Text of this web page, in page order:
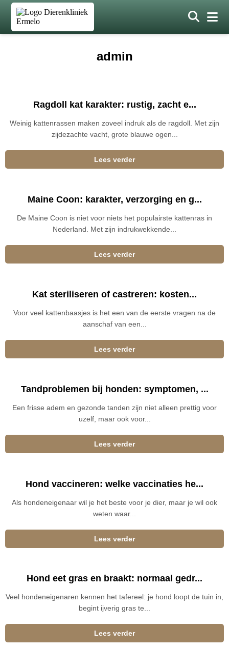
admin
Ragdoll kat karakter: rustig, zacht e...
Weinig kattenrassen maken zoveel indruk als de ragdoll. Met zijn
zijdezachte vacht, grote blauwe ogen...
Lees verder
Maine Coon: karakter, verzorging en g...
De Maine Coon is niet voor niets het populairste kattenras in
Nederland. Met zijn indrukwekkende...
Lees verder
Kat steriliseren of castreren: kosten...
Voor veel kattenbaasjes is het een van de eerste vragen na de
aanschaf van een...
Lees verder
Tandproblemen bij honden: symptomen, ...
Een frisse adem en gezonde tanden zijn niet alleen prettig voor
uzelf, maar ook voor...
Lees verder
Hond vaccineren: welke vaccinaties he...
Als hondeneigenaar wil je het beste voor je dier, maar je wil ook
weten waar...
Lees verder
Hond eet gras en braakt: normaal gedr...
Veel hondeneigenaren kennen het tafereel: je hond loopt de tuin in,
begint ijverig gras te...
Lees verder